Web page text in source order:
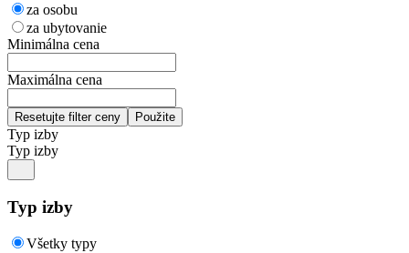
za osobu
za ubytovanie
Minimálna cena
Maximálna cena
Typ izby
Typ izby
Typ izby
Všetky typy